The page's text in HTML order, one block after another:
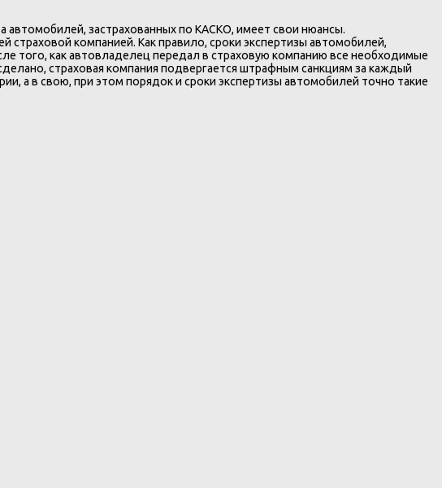
автомобилей, застрахованных по КАСКО, имеет свои нюансы.
компанией. Как правило, сроки экспертизы автомобилей,
того, как автовладелец передал в страховую компанию все необходимые
страховая компания подвергается штрафным санкциям за каждый
а в свою, при этом порядок и сроки экспертизы автомобилей точно такие